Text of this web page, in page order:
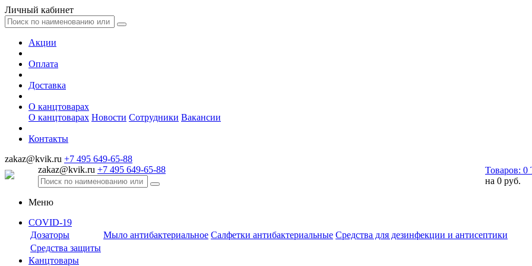
Личный кабинет
Акции
Оплата
Доставка
О канцтоварах
О канцтоварах Новости Сотрудники Вакансии
Контакты
zakaz@kvik.ru +7 495 649-65-88
zakaz@kvik.ru +7 495 649-65-88 Товаров: 0
на 0 руб.
Меню
COVID-19
Дозаторы
Мыло антибактериальное Салфетки антибактериальные Средства для дезинфекции и антисептики
Средства защиты
Канцтовары